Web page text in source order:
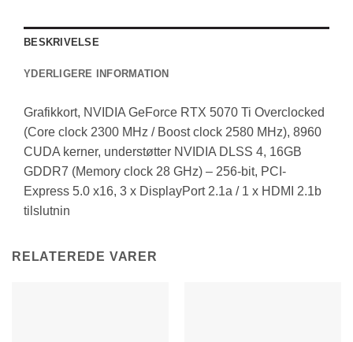
BESKRIVELSE
YDERLIGERE INFORMATION
Grafikkort, NVIDIA GeForce RTX 5070 Ti Overclocked
(Core clock 2300 MHz / Boost clock 2580 MHz), 8960
CUDA kerner, understøtter NVIDIA DLSS 4, 16GB
GDDR7 (Memory clock 28 GHz) – 256-bit, PCI-
Express 5.0 x16, 3 x DisplayPort 2.1a / 1 x HDMI 2.1b
tilslutnin
RELATEREDE VARER